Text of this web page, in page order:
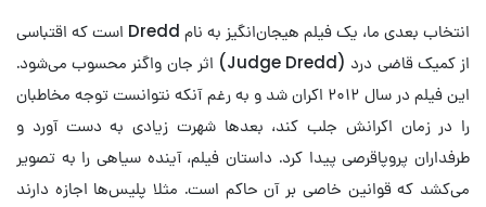
انتخاب بعدی ما، یک فیلم هیجان‌انگیز به نام Dredd است که اقتباسی
از کمیک قاضی درد (Judge Dredd) اثر جان واگنر محسوب می‌شود.
این فیلم در سال ۲۰۱۲ اکران شد و به رغم آنکه نتوانست توجه مخاطبان
را در زمان اکرانش جلب کند، بعدها شهرت زیادی به دست آورد و
طرفداران پروپاقرصی پیدا کرد. داستان فیلم، آینده سیاهی را به تصویر
می‌کشد که قوانین خاصی بر آن حاکم است. مثلا پلیس‌ها اجازه دارند